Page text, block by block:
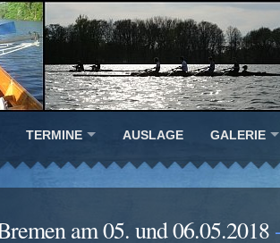
TERMINE AUSLAGE GALERIE
am 05. und 06.05.2018